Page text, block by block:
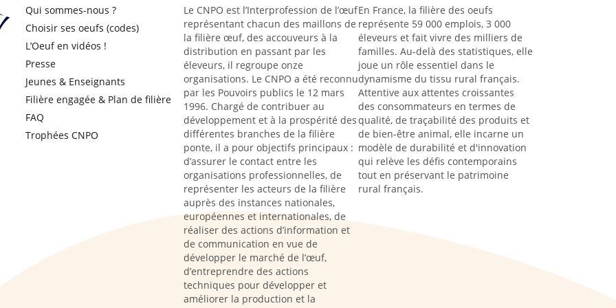
Qui sommes-nous ?
Choisir ses oeufs (codes)
L’Oeuf en vidéos !
Presse
Jeunes & Enseignants
Filière engagée & Plan de filière
FAQ
Trophées CNPO
Le CNPO est l’Interprofession de l’œuf
représentant chacun des maillons de
la filière œuf, des accouveurs à la
distribution en passant par les
éleveurs, il regroupe onze
organisations. Le CNPO a été reconnu
par les Pouvoirs publics le 12 mars
1996. Chargé de contribuer au
développement et à la prospérité des
différentes branches de la filière
ponte, il a pour objectifs principaux :
d’assurer le contact entre les
organisations professionnelles, de
représenter les acteurs de la filière
auprès des instances nationales,
européennes et internationales, de
réaliser des actions d’information et
de communication en vue de
développer le marché de l’œuf,
d’entreprendre des actions
techniques pour développer et
améliorer la production et la
En France, la filière des oeufs
représente 59 000 emplois, 3 000
éleveurs et fait vivre des milliers de
familles. Au-delà des statistiques, elle
joue un rôle essentiel dans le
dynamisme du tissu rural français.
Attentive aux attentes croissantes
des consommateurs en termes de
qualité, de traçabilité des produits et
de bien-être animal, elle incarne un
modèle de durabilité et d'innovation
qui relève les défis contemporains
tout en préservant le patrimoine
rural français.